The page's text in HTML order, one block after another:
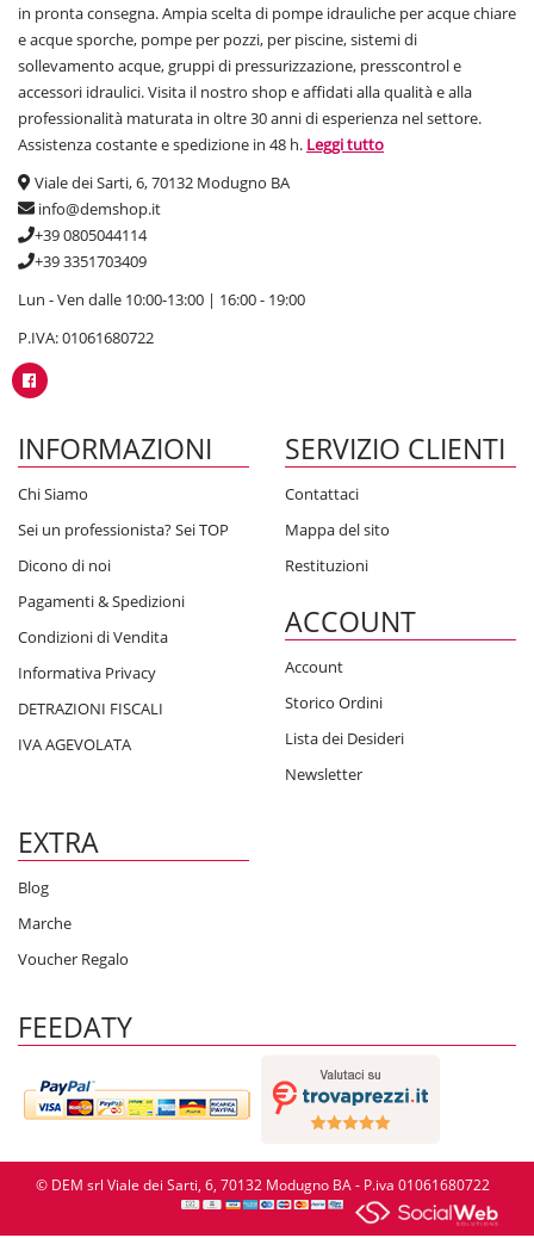
in pronta consegna. Ampia scelta di pompe idrauliche per acque chiare
e acque sporche, pompe per pozzi, per piscine, sistemi di
sollevamento acque, gruppi di pressurizzazione, presscontrol e
accessori idraulici. Visita il nostro shop e affidati alla qualità e alla
professionalità maturata in oltre 30 anni di esperienza nel settore.
Assistenza costante e spedizione in 48 h. Leggi tutto
Viale dei Sarti, 6, 70132 Modugno BA
info@demshop.it
+39 0805044114
+39 3351703409
Lun - Ven dalle 10:00-13:00 | 16:00 - 19:00
P.IVA: 01061680722
INFORMAZIONI
Chi Siamo
Sei un professionista? Sei TOP
Dicono di noi
Pagamenti & Spedizioni
Condizioni di Vendita
Informativa Privacy
DETRAZIONI FISCALI
IVA AGEVOLATA
SERVIZIO CLIENTI
Contattaci
Mappa del sito
Restituzioni
ACCOUNT
Account
Storico Ordini
Lista dei Desideri
Newsletter
EXTRA
Blog
Marche
Voucher Regalo
FEEDATY
© DEM srl Viale dei Sarti, 6, 70132 Modugno BA - P.iva 01061680722